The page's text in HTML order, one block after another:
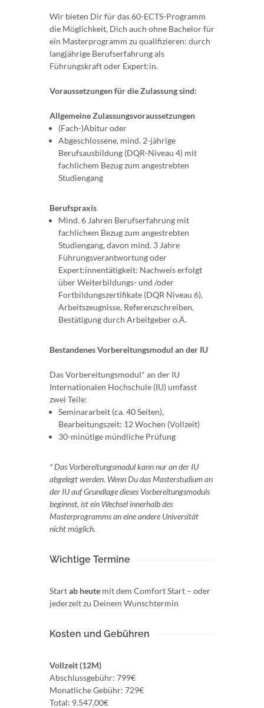
Wir bieten Dir für das 60-ECTS-Programm
die Möglichkeit, Dich auch ohne Bachelor für
ein Masterprogramm zu qualifizieren: durch
langjährige Berufserfahrung als
Führungskraft oder Expert:in.
Voraussetzungen für die Zulassung sind:
Allgemeine Zulassungsvoraussetzungen
(Fach-)Abitur oder
Abgeschlossene, mind. 2-jährige
Berufsausbildung (DQR-Niveau 4) mit
fachlichem Bezug zum angestrebten
Studiengang
Berufspraxis
Mind. 6 Jahren Berufserfahrung mit
fachlichem Bezug zum angestrebten
Studiengang, davon mind. 3 Jahre
Führungsverantwortung oder
Expert:innentätigkeit: Nachweis erfolgt
über Weiterbildungs- und /oder
Fortbildungszertifikate (DQR Niveau 6),
Arbeitszeugnisse, Referenzschreiben,
Bestätigung durch Arbeitgeber o.Ä.
Bestandenes Vorbereitungsmodul an der IU
Das Vorbereitungsmodul* an der IU
Internationalen Hochschule (IU) umfasst
zwei Teile:
Seminararbeit (ca. 40 Seiten),
Bearbeitungszeit: 12 Wochen (Vollzeit)
30-minütige mündliche Prüfung
* Das Vorbereitungsmodul kann nur an der IU
abgelegt werden. Wenn Du das Masterstudium an
der IU auf Grundlage dieses Vorbereitungsmoduls
beginnst, ist ein Wechsel innerhalb des
Masterprogramms an eine andere Universität
nicht möglich.
Wichtige Termine
Startab heute mit dem Comfort Start – oder
jederzeit zu Deinem Wunschtermin
Kosten und Gebühren
Vollzeit (12M)
Abschlussgebühr: 799€
Monatliche Gebühr: 729€
Total: 9.547,00€